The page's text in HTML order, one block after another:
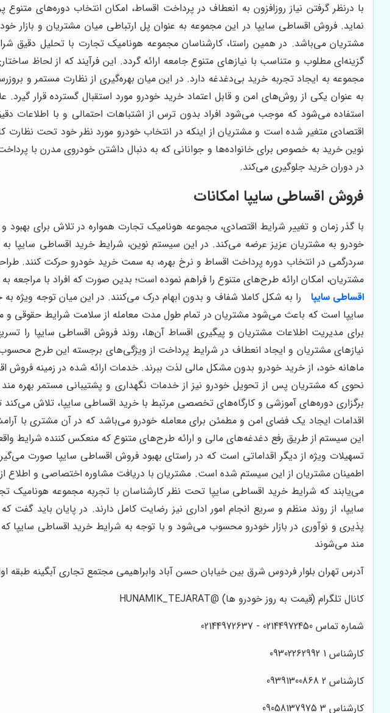
با درنظر گرفتن نیاز روزافزون به انعطاف در پرداخت اقساط، امکان انتخاب دوره‌های
نماید. فروش اقساطی سایپا در این مجموعه به عنوان پل ارتباطی میان مشتریان و
مشتریان می‌باشد. در همین راستا، کارشناسان مجموعه هونامیک تجارت با تحلیل دقیق
گزینه‌ای مطلوب و متناسب با نیازهای متنوع جامعه ارائه گردد. این فرآیند که از لحاظ
مجموعه به ایجاد تجربه خرید بی‌دغدغه دارد. در این میان بهره‌گیری از نظارت مستمر و
به عنوان یکی از روش‌های امن و قابل اعتماد خرید خودرو مورد استقبال گسترده قرار
استفاده می‌شود که موجب می‌شود افراد بدون ترس از اشتباهات احتمالی و با اطلاعات
اقتصادی متغیر شده است و مشتریان از اینکه در انتخاب خودرو مورد نظر خود تحت
نوین خرید به خصوص برای خانواده‌ها و جوانانی که به دنبال داشتن خودروی مدرن با
در دوران خرید جلوگیری می‌کند.
فروش اقساطی سایپا امکانات
با گذر زمان و تغییر شرایط اقتصادی، مجموعه هونامیک تجارت همواره در تلاش برای
خودرو به مشتریان عزیز عرضه می‌کند. در این سیستم نوین، شرایط خرید اقساطی سایپا
سردرگمی در انتخاب دوره پرداخت اقساط و نرخ بهره، به سمت خرید خودرو حرکت کنند.
مشتریان، امکان ارائه طرح‌های متنوع را فراهم نموده است؛ بدین صورت که افراد با
اقساطی سایپا
را به شکل کاملا شفاف و بدون ابهام درک می‌کنند. در این میان توجه ویژه
سایپا است که باعث می‌شود مشتریان در تمام طول مدت معامله از سلامت شرایط حقوقی و
برای مدیریت اطلاعات مشتریان و پیگیری اقساط آن‌ها، روند فروش اقساطی سایپا را
نیازهای مشتریان و ایجاد انعطاف در شرایط پرداخت از ویژگی‌های برجسته این طرح محسوب
ماهانه خود، از خرید خودرو بدون مشکل مالی لذت ببرند. خدمات ارائه شده در زمینه
نحوی که مشتریان پس از تحویل خودرو نیز از خدمات نگهداری و پشتیبانی مستمر بهره
برگزاری دوره‌های آموزشی و کارگاه‌های تخصصی مرتبط با خرید اقساطی سایپا، تلاش
اقدامات ایجاد یک فضای امن و مطمئن برای معامله خودرو می‌باشد که در آن مشتری با
این سیستم از طریق رفع دغدغه‌های مالی و ارائه طرح‌های متنوع که منعکس کننده شرایط
تسهیلات ویژه از دیگر اقداماتی است که در راستای بهبود فروش اقساطی سایپا صورت
اطمینان مشتریان از این سیستم شده است. مشتریان با دریافت مشاوره اختصاصی و اطلاع
می‌یابند که شرایط خرید اقساطی سایپا تحت نظر کارشناسان با تجربه مجموعه هونامیک
سایپا، از روند منظم و سریع انجام امور اداری نیز رضایت کامل دارند. در پایان باید
پذیری و نوآوری در بازار خودرو محسوب می‌شود و با توجه به شرایط خرید اقساطی
مند می‌شوند
آدرس تهران بلوار فردوس شرق بین خیابان حسن آباد وابراهیمی مجتمع تجاری آبگینه طبقه اول
کانال تلگرام (قیمت به روز خودرو ها) @HUNAMIK_TEJARAT
شماره تماس 02144972450 - 02144972637
کارشناس 1 09302262992
کارشناس 2 09391300868
کارشناس 3 09058137975